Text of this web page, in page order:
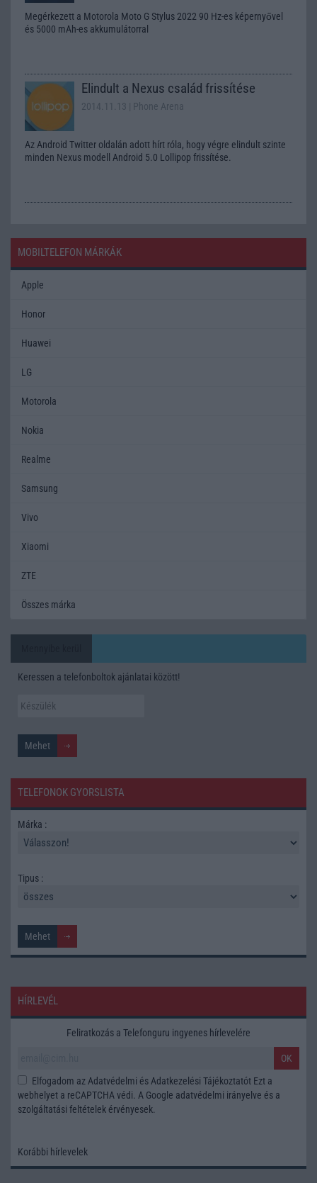
Megérkezett a Motorola Moto G Stylus 2022 90 Hz-es képernyővel
és 5000 mAh-es akkumulátorral
Elindult a Nexus család frissítése
2014.11.13 | Phone Arena
Az Android Twitter oldalán adott hírt róla, hogy végre elindult szinte
minden Nexus modell Android 5.0 Lollipop frissítése.
MOBILTELEFON MÁRKÁK
Apple
Honor
Huawei
LG
Motorola
Nokia
Realme
Samsung
Vivo
Xiaomi
ZTE
Összes márka
Keressen a telefonboltok ajánlatai között!
TELEFONOK GYORSLISTA
Márka :
Tipus :
HÍRLEVÉL
Feliratkozás a Telefonguru ingyenes hírlevelére
OK
Elfogadom az Adatvédelmi és Adatkezelési Tájékoztatót Ezt a
webhelyet a reCAPTCHA védi. A Google adatvédelmi irányelve és a
szolgáltatási feltételek érvényesek.
Korábbi hírlevelek